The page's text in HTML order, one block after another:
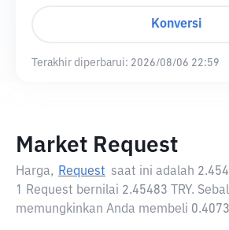
Konversi
Terakhir diperbarui: 2026/08/06 22:59
Market Request
Harga, Request saat ini adalah
1 Request bernilai 2.45483 TRY.
memungkinkan Anda membeli